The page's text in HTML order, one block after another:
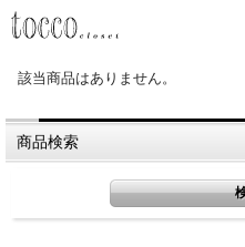
該当商品はありません。
商品検索